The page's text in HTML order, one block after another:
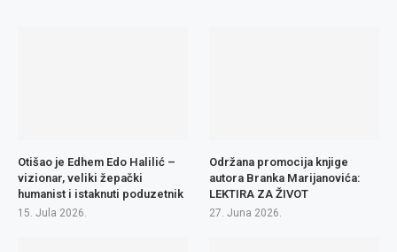
Otišao je Edhem Edo Halilić –
vizionar, veliki žepački
humanist i istaknuti poduzetnik
15. Jula 2026.
Održana promocija knjige
autora Branka Marijanovića:
LEKTIRA ZA ŽIVOT
27. Juna 2026.